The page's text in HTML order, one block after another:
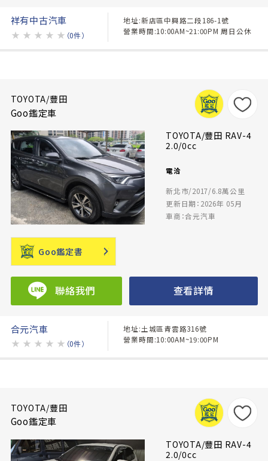
祥有中古汽車
★ ★ ★ ★ ★ （0件）
地址:新店區中興路二段186-1號
營業時間:10:00AM~21:00PM 周日公休
TOYOTA/豐田
Goo鑑定車
TOYOTA/豐田 RAV-4
2.0/0cc
電洽
新北市/2017/6.8萬公里
更新日期：2026年 05月
車商：合元汽車
Goo鑑定書
聯絡我們 查看詳情
合元汽車
★ ★ ★ ★ ★ （0件）
地址:土城區青雲路316號
營業時間:10:00AM~19:00PM
TOYOTA/豐田
Goo鑑定車
TOYOTA/豐田 RAV-4
2.0/0cc